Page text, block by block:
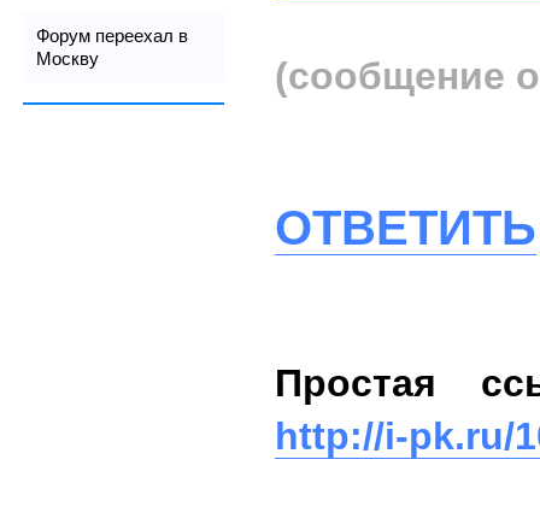
Форум переехал в
Москву
(сообщение
ОТВЕТИТЬ
Простая
http://i-pk.ru/